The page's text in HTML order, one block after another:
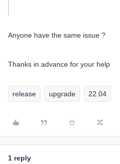
Anyone have the same issue ?
Thanks in advance for your help
release upgrade 22.04
1 reply